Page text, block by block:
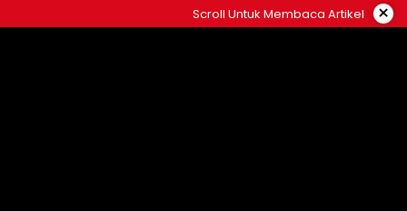
to
Scroll Untuk Membaca Artikel ×